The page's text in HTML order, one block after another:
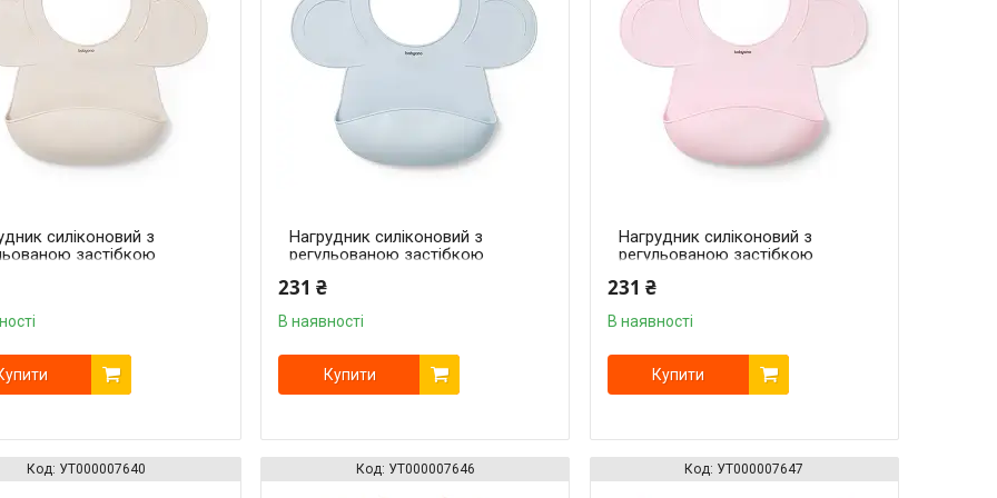
силіконовий з
застібкою
"Babyono"
Нагрудник силіконовий з
регульованою застібкою
(Блакитний)/"Babyono"
231 ₴
В наявності
Купити
Нагрудник силіконовий з
регульованою застібкою
(Рожевий)/"Babyono"
231 ₴
В наявності
Купити
УТ000007640 УТ000007646 УТ000007647